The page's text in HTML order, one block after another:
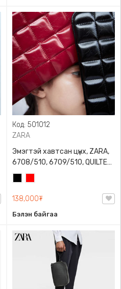
Код: 501012
ZARA
Эмэгтэй хавтсан цүнх, ZARA,
6708/510, 6709/510, QUILTED
CLUTCH BAGDETAILS, Лакан,
Гинжин оосортой
138,000₮
Бэлэн байгаа